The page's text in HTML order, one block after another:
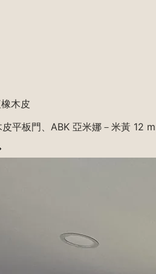
木皮
平板門、ABK 亞米娜－米黃 12